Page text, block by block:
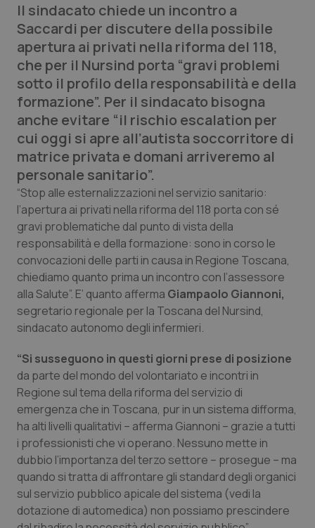
Scienza e Farmaci
Studi e Analisi
Lettere al direttore
Edizioni Regionali
QS Pro
Professionisti Sanitari.AI
Abruzzo
Basilicata
Calabria
Emilia-Romagna
Friuli Venezia Giulia
Lazio
Liguria
Lombardia
QS Pro Gold
Artrite & artrosi
Asma & BPCO
Colesterolo & coronaropatie
Dermatite Atopica
Diabete & glucometri
Disturbi dell’umore
Dolore
QS Club Newsletter
Il sindacato chiede un incontro a
Saccardi per discutere della possibile
apertura ai privati nella riforma del 118,
che per il Nursind porta “gravi problemi
sotto il profilo della responsabilità e della
formazione”. Per il sindacato bisogna
anche evitare “il rischio escalation per
cui oggi si apre all’autista soccorritore di
matrice privata e domani arriveremo al
personale sanitario”.
“Stop alle esternalizzazioni nel servizio sanitario:
l’apertura ai privati nella riforma del 118 porta con sé
gravi problematiche dal punto di vista della
responsabilità e della formazione: sono in corso le
convocazioni delle parti in causa in Regione Toscana,
chiediamo quanto prima un incontro con l’assessore
alla Salute”. E’ quanto afferma Giampaolo Giannoni,
segretario regionale per la Toscana del Nursind,
sindacato autonomo degli infermieri.
“Si susseguono in questi giorni prese di posizione
da parte del mondo del volontariato e incontri in
Regione sul tema della riforma del servizio di
emergenza che in Toscana, pur in un sistema difforma,
ha alti livelli qualitativi – afferma Giannoni – grazie a tutti
i professionisti che vi operano. Nessuno mette in
dubbio l’importanza del terzo settore – prosegue – ma
quando si tratta di affrontare gli standard degli organici
sul servizio pubblico apicale del sistema (vedi la
dotazione di automedica) non possiamo prescindere